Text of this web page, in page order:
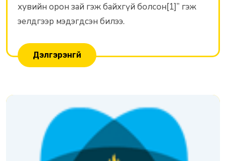
хувийн орон зай гэж байхгүй болсон[1]” гэж
эелдгээр мэдэгдсэн билээ.
Дэлгэрэнгүй